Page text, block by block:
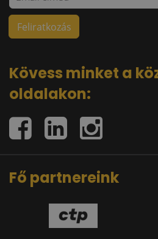
Kövess minket a
oldalakon:
Fő partnereink